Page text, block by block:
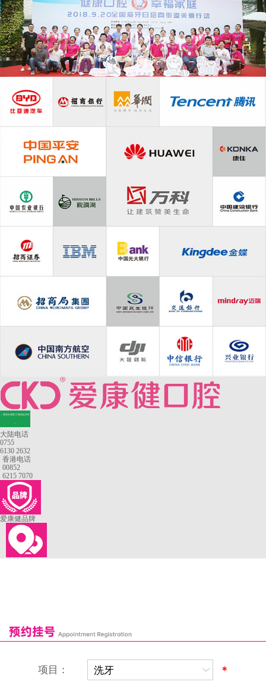
—香港长者医疗券指定牙科
大陆电话
0755
6130 2632
香港电话
00852
6215 7070
爱康健品牌
恒乐口腔诊所
富港口腔诊所
项目： *